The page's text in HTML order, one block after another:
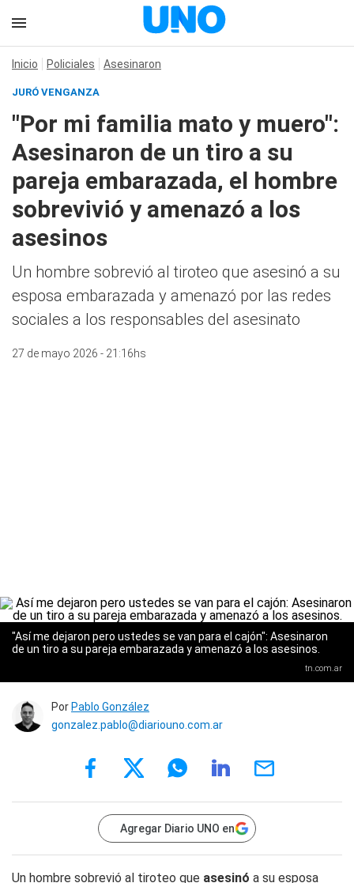
Inicio Policiales Asesinaron
JURÓ VENGANZA
"Por mi familia mato y muero":
Asesinaron de un tiro a su
pareja embarazada, el hombre
sobrevivió y amenazó a los
asesinos
Un hombre sobrevió al tiroteo que asesinó a su
esposa embarazada y amenazó por las redes
sociales a los responsables del asesinato
27 de mayo 2026 - 21:16hs
"Así me dejaron pero ustedes se van para el cajón": Asesinaron
de un tiro a su pareja embarazada y amenazó a los asesinos.
tn.com.ar
Por Pablo González
gonzalez.pablo@diariouno.com.ar
Agregar Diario UNO en
Un hombre sobrevió al tiroteo que asesinó a su esposa